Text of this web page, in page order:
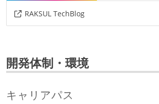
RAKSUL TechBlog
開発体制・環境
キャリアパス